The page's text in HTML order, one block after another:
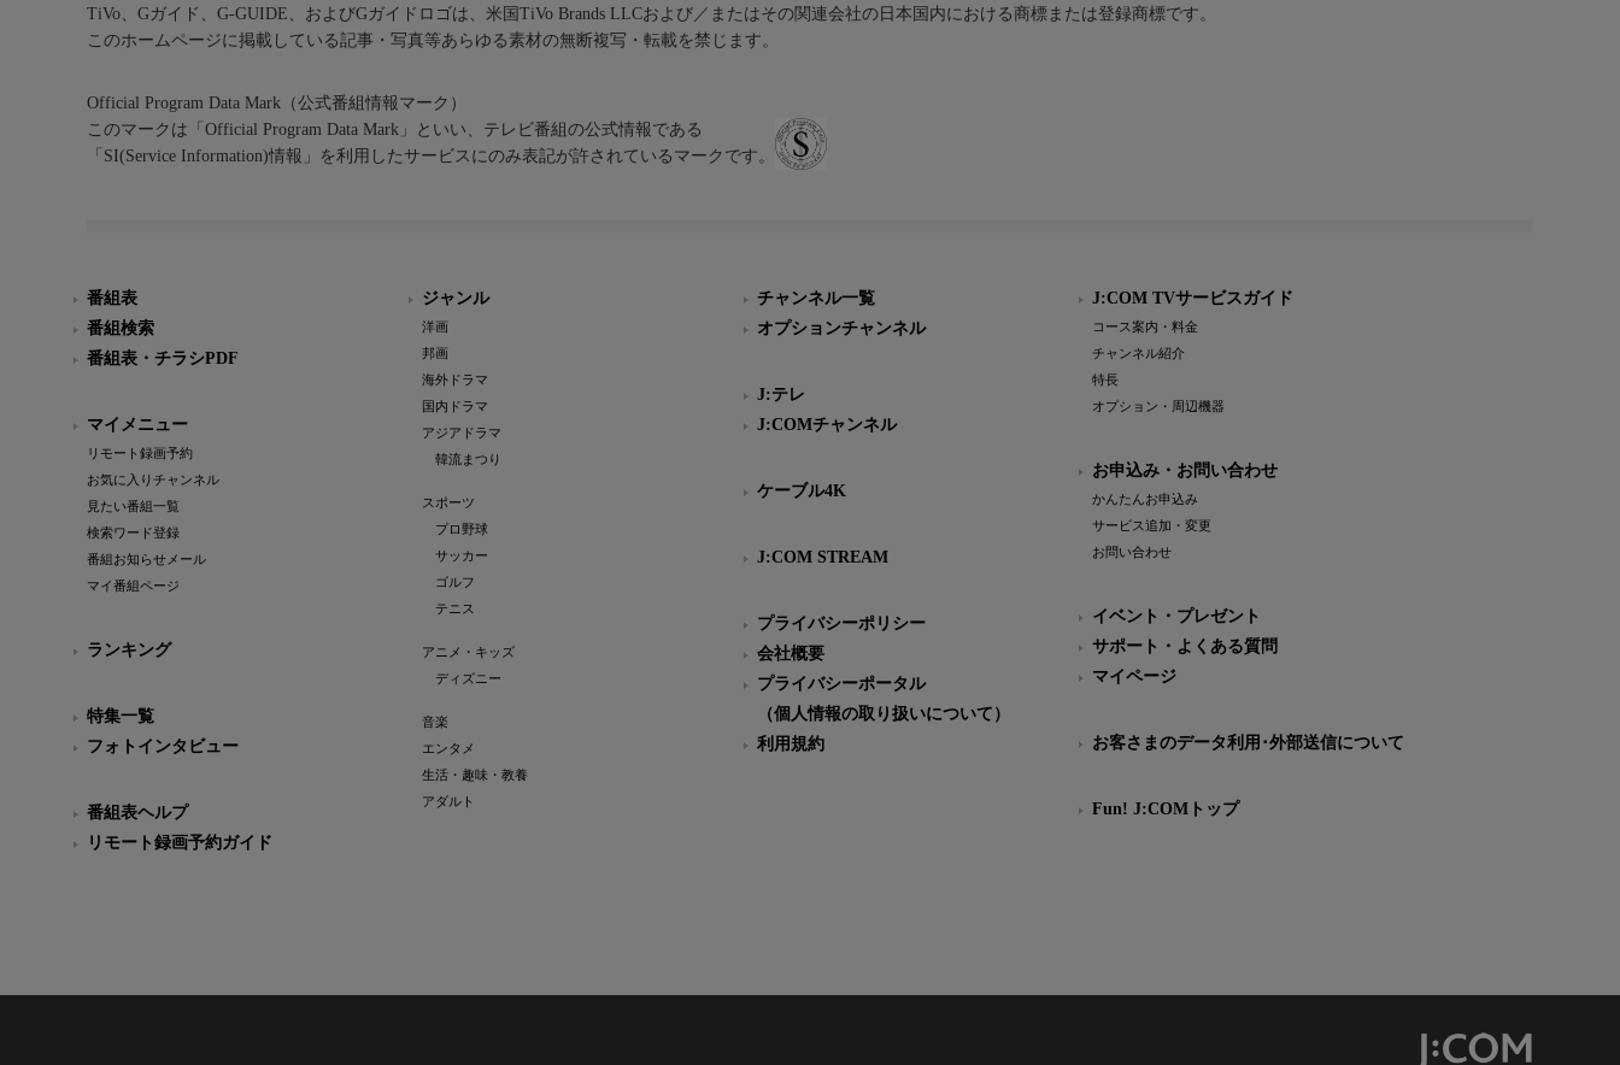
TiVo、Gガイド、G-GUIDE、およびGガイドロゴは、米国TiVo Brands LLCおよび／またはその関連会社の日本国内における商標または登録商標です。
このホームページに掲載している記事・写真等あらゆる素材の無断複写・転載を禁じます。
Official Program Data Mark（公式番組情報マーク）
このマークは「Official Program Data Mark」といい、テレビ番組の公式情報である
「SI(Service Information)情報」を利用したサービスにのみ表記が許されているマークです。
番組表
番組検索
番組表・チラシPDF
マイメニュー
リモート録画予約
お気に入りチャンネル
見たい番組一覧
検索ワード登録
番組お知らせメール
マイ番組ページ
ランキング
特集一覧
フォトインタビュー
番組表ヘルプ
リモート録画予約ガイド
ジャンル
洋画
邦画
海外ドラマ
国内ドラマ
アジアドラマ
韓流まつり
スポーツ
プロ野球
サッカー
ゴルフ
テニス
アニメ・キッズ
ディズニー
音楽
エンタメ
生活・趣味・教養
アダルト
チャンネル一覧
オプションチャンネル
J:テレ
J:COMチャンネル
ケーブル4K
J:COM STREAM
プライバシーポリシー
会社概要
プライバシーポータル
（個人情報の取り扱いについて）
利用規約
J:COM TVサービスガイド
コース案内・料金
チャンネル紹介
特長
オプション・周辺機器
お申込み・お問い合わせ
かんたんお申込み
サービス追加・変更
お問い合わせ
イベント・プレゼント
サポート・よくある質問
マイページ
お客さまのデータ利用･外部送信について
Fun! J:COMトップ